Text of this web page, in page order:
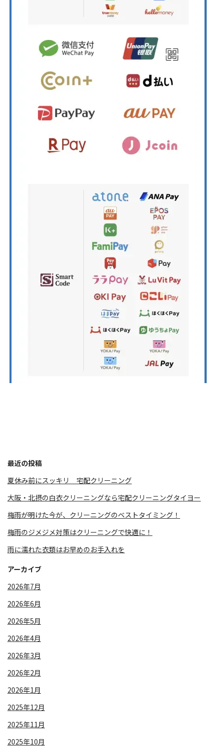
最近の投稿
夏休み前にスッキリ 宅配クリーニング
大阪・北摂の白衣クリーニングなら宅配クリーニングタイヨー
梅雨が明けた今が、クリーニングのベストタイミング！
梅雨のジメジメ対策はクリーニングで快適に！
雨に濡れた衣類はお早めのお手入れを
アーカイブ
2026年7月
2026年6月
2026年5月
2026年4月
2026年3月
2026年2月
2026年1月
2025年12月
2025年11月
2025年10月